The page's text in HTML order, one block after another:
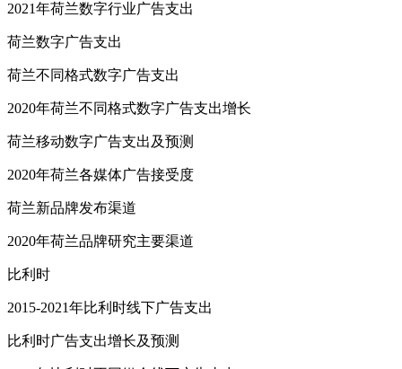
2021年荷兰数字行业广告支出
荷兰数字广告支出
荷兰不同格式数字广告支出
2020年荷兰不同格式数字广告支出增长
荷兰移动数字广告支出及预测
2020年荷兰各媒体广告接受度
荷兰新品牌发布渠道
2020年荷兰品牌研究主要渠道
比利时
2015-2021年比利时线下广告支出
比利时广告支出增长及预测